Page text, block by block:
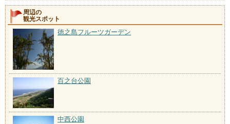
周辺の
観光スポット
徳之島フルーツガーデン
百之台公園
中西公園